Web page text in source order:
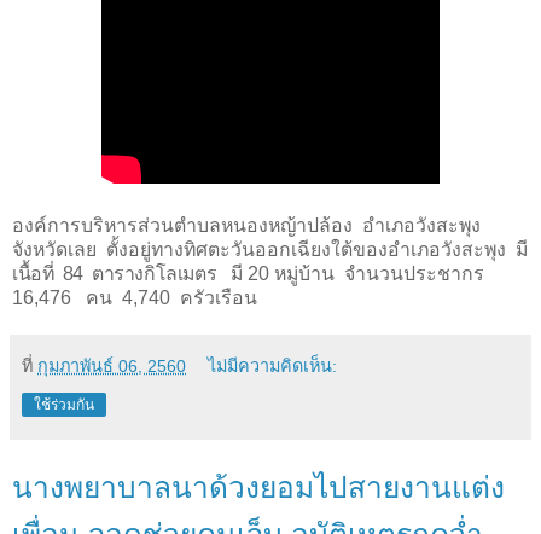
องค์การบริหารส่วนตำบลหนองหญ้าปล้อง อำเภอวังสะพุง
จังหวัดเลย ตั้งอยู่ทางทิศตะวันออกเฉียงใต้ของอำเภอวังสะพุง มี
เนื้อที่ 84 ตารางกิโลเมตร
มี 20 หมู่บ้าน จำนวนประชากร
16,476
คน 4,740 ครัวเรือน
ที่ กุมภาพันธ์ 06, 2560 ไม่มีความคิดเห็น:
ใช้ร่วมกัน
นางพยาบาลนาด้วงยอมไปสายงานแต่ง